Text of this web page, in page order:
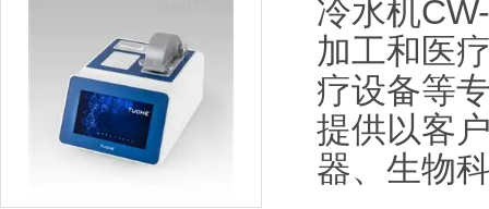
冷水机
加工和医
疗设备等
提供以客
器、生物